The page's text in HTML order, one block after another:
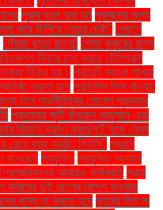
পুরুষ যখন বাবা হন পুরুষদের জন্য
করে ছিনিয়ে নেয়ার চেষ্টা" পেছনে
পেঁয়াজ ছাড়া রান্না! পোষা কুকুরের জন্য
ফিচার চালু করছে টেলিগ্রাম
বিক্রি হয়। প্রতিটি ব্যাংক শাখায়
করতে হবে প্রতিদিন ডিম খাওয়া:
তিন অর্থনীতিবিদ নোবেল পুরস্কার
প্রথমবার জুটি বাঁধছেন আয়ুষ্মান এবং
বিমানে ভ্রমণ করছেন? সঙ্গে যেসব
রেখে কাজ করছি: সিইসি" প্রধান
বলেছেন প্রযুক্তি প্রযুক্তি ব্যবহার
আবারও কর্মবিরতি প্রায়
দুই ছেলের বিদেশ যাওয়ার
জন্য যা করতে হবে ফার্মের ডিম না